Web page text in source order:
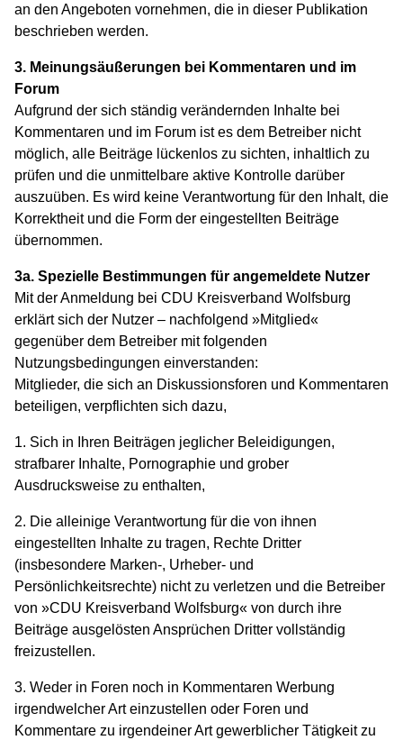
an den Angeboten vornehmen, die in dieser Publikation
beschrieben werden.
3. Meinungsäußerungen bei Kommentaren und im
Forum
Aufgrund der sich ständig verändernden Inhalte bei
Kommentaren und im Forum ist es dem Betreiber nicht
möglich, alle Beiträge lückenlos zu sichten, inhaltlich zu
prüfen und die unmittelbare aktive Kontrolle darüber
auszuüben. Es wird keine Verantwortung für den Inhalt, die
Korrektheit und die Form der eingestellten Beiträge
übernommen.
3a. Spezielle Bestimmungen für angemeldete Nutzer
Mit der Anmeldung bei CDU Kreisverband Wolfsburg
erklärt sich der Nutzer – nachfolgend »Mitglied«
gegenüber dem Betreiber mit folgenden
Nutzungsbedingungen einverstanden:
Mitglieder, die sich an Diskussionsforen und Kommentaren
beteiligen, verpflichten sich dazu,
1. Sich in Ihren Beiträgen jeglicher Beleidigungen,
strafbarer Inhalte, Pornographie und grober
Ausdrucksweise zu enthalten,
2. Die alleinige Verantwortung für die von ihnen
eingestellten Inhalte zu tragen, Rechte Dritter
(insbesondere Marken-, Urheber- und
Persönlichkeitsrechte) nicht zu verletzen und die Betreiber
von »CDU Kreisverband Wolfsburg« von durch ihre
Beiträge ausgelösten Ansprüchen Dritter vollständig
freizustellen.
3. Weder in Foren noch in Kommentaren Werbung
irgendwelcher Art einzustellen oder Foren und
Kommentare zu irgendeiner Art gewerblicher Tätigkeit zu